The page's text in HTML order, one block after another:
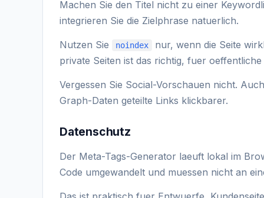
Machen Sie den Titel nicht zu einer
integrieren Sie die Zielphrase natuerlich.
Nutzen Sie noindex
nur, wenn die Seite
private Seiten ist das richtig, fuer
Vergessen Sie Social-Vorschauen nicht.
Graph-Daten geteilte Links klickbarer.
Datenschutz
Der Meta-Tags-Generator laeuft lokal im
Code umgewandelt und muessen nicht an